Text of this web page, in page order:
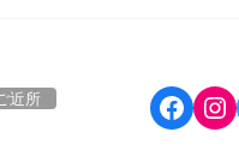
近所